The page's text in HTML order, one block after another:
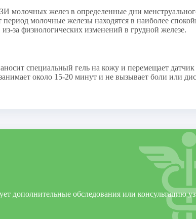
молочных желез в определенные дни
молочные железы находятся в наиболее
за физиологических изменений в грудной железе.
специальный гель на кожу и перемещает датчик
около 15-20 минут и не вызывает боли или
дополнительные обследования или консультацию